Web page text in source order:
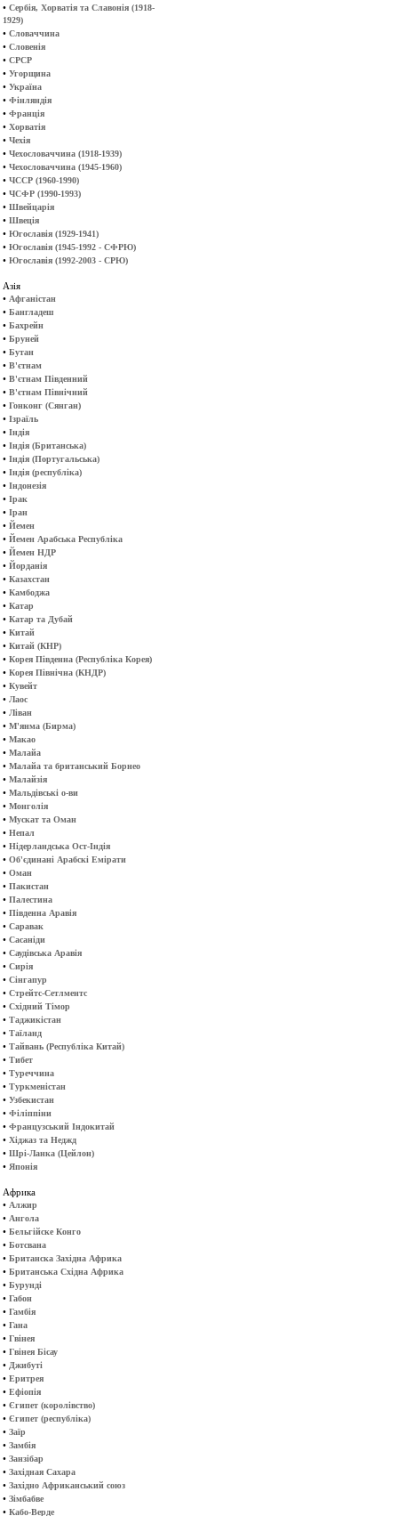
• Сербія, Хорватія та Славонія (1918-
1929)
• Словаччина
• Словенія
• СРСР
• Угорщина
• Україна
• Фінляндія
• Франція
• Хорватія
• Чехія
• Чехословаччина (1918-1939)
• Чехословаччина (1945-1960)
• ЧССР (1960-1990)
• ЧСФР (1990-1993)
• Швейцарія
• Швеція
• Югославія (1929-1941)
• Югославія (1945-1992 - СФРЮ)
• Югославія (1992-2003 - СРЮ)
Азія
• Афганістан
• Бангладеш
• Бахрейн
• Бруней
• Бутан
• В'єтнам
• В'єтнам Південний
• В'єтнам Північний
• Гонконг (Сянган)
• Ізраїль
• Індія
• Індія (Британська)
• Індія (Португальська)
• Індія (республіка)
• Індонезія
• Ірак
• Іран
• Йемен
• Йемен Арабська Республіка
• Йемен НДР
• Йорданія
• Казахстан
• Камбоджа
• Катар
• Катар та Дубай
• Китай
• Китай (КНР)
• Корея Південна (Республіка Корея)
• Корея Північна (КНДР)
• Кувейт
• Лаос
• Ліван
• М'янма (Бирма)
• Макао
• Малайа
• Малайа та британський Борнео
• Малайзія
• Мальдівські о-ви
• Монголія
• Мускат та Оман
• Непал
• Нідерландська Ост-Індія
• Об'єдинані Арабскі Емірати
• Оман
• Пакистан
• Палестина
• Південна Аравія
• Саравак
• Сасаніди
• Саудівська Аравія
• Сирія
• Сінгапур
• Стрейтс-Сетлментс
• Східний Тімор
• Таджикістан
• Таїланд
• Тайвань (Республіка Китай)
• Тибет
• Туреччина
• Туркменістан
• Узбекистан
• Філіппіни
• Французський Індокитай
• Хіджаз та Неджд
• Шрі-Ланка (Цейлон)
• Японія
Африка
• Алжир
• Ангола
• Бельгійске Конго
• Ботсвана
• Британска Західна Африка
• Британська Східна Африка
• Бурунді
• Габон
• Гамбія
• Гана
• Гвінея
• Гвінея Бісау
• Джибуті
• Еритрея
• Ефіопія
• Єгипет (королівство)
• Єгипет (республіка)
• Заїр
• Замбія
• Занзібар
• Західная Сахара
• Західно Африканський союз
• Зімбабве
• Кабо-Верде